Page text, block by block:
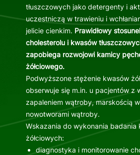
tłuszczowych jako detergenty i
uczestniczą w trawieniu i
jelicie cienkim. Prawidłowy
cholesterolu i kwasów
zapobiega rozwojowi kamicy
żółciowego.
Podwyższone stężenie kwasów
obserwuje się m.in. u pacjentów z
zapaleniem wątroby, marskością
nowotworami wątroby.
Wskazania do wykonania badania
żółciowych:
diagnostyka i monitorowanie